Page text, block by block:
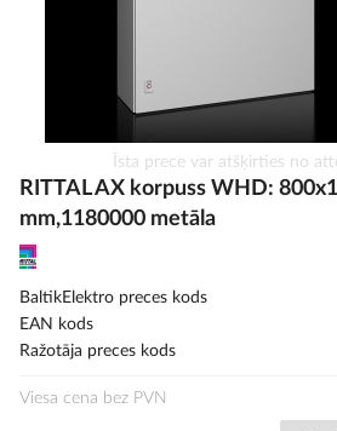
uz
galerijas
sākumu
Īsta prece var atšķirties no
RITTAL AX korpuss WHD:
mm,1180000 metāla
BaltikElektro preces kods
EAN kods
Ražotāja preces kods
Viesa cena bez PVN